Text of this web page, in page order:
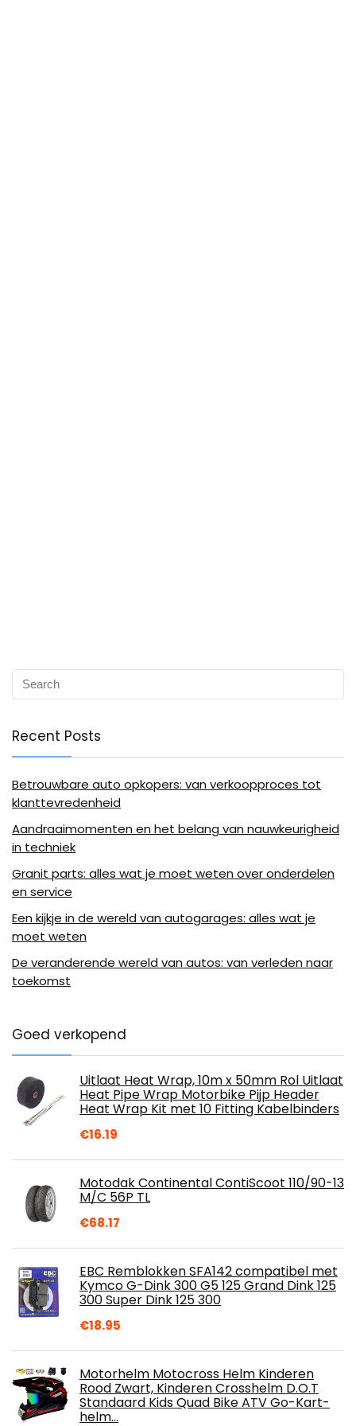
Recent Posts
Betrouwbare auto opkopers: van verkoopproces tot
klanttevredenheid
Aandraaimomenten en het belang van nauwkeurigheid
in techniek
Granit parts: alles wat je moet weten over onderdelen
en service
Een kijkje in de wereld van autogarages: alles wat je
moet weten
De veranderende wereld van autos: van verleden naar
toekomst
Goed verkopend
Uitlaat Heat Wrap, 10m x 50mm Rol Uitlaat
Heat Pipe Wrap Motorbike Pijp Header
Heat Wrap Kit met 10 Fitting Kabelbinders
€16.19
Motodak Continental ContiScoot 110/90-13
M/C 56P TL
€68.17
EBC Remblokken SFA142 compatibel met
Kymco G-Dink 300 G5 125 Grand Dink 125
300 Super Dink 125 300
€18.95
Motorhelm Motocross Helm Kinderen
Rood Zwart, Kinderen Crosshelm D.O.T
Standaard Kids Quad Bike ATV Go-Kart-
helm…